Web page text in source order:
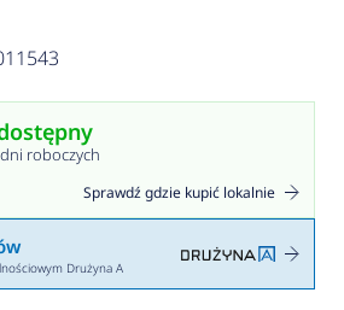
roboczych
Sprawdź gdzie kupić lokalnie
Drużyna A